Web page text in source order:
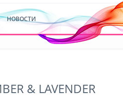
НОВОСТИ
& LAVENDER